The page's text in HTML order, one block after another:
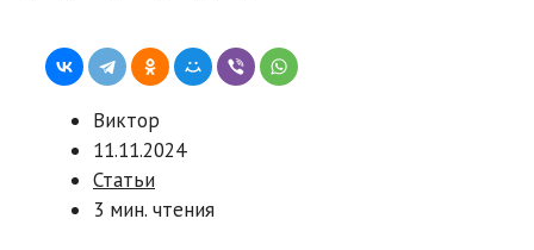
Виктор
11.11.2024
Статьи
3 мин. чтения